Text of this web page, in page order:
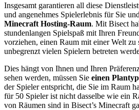
Insgesamt garantieren all diese
und angenehmes Spielerlebnis für Sie
Minecraft Hosting-Raum. Mit Bisect
stundenlangen Spielspaß mit Ihren
vorziehen, einen Raum mit einer Welt zu
unbegrenzt vielen Spielern betreten
Dies hängt von Ihnen und Ihren
sehen werden, müssen Sie einen Plantyp
der Spieler entspricht, die Sie im Raum
für 50 Spieler ist nicht dasselbe wie ein
von Räumen sind in Bisect’s Minecraft